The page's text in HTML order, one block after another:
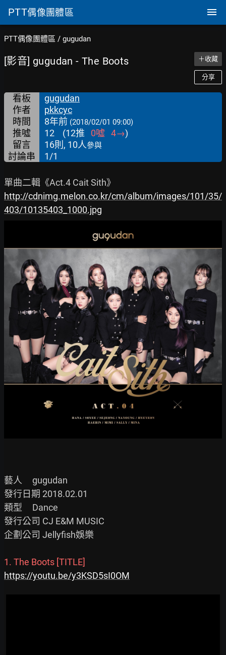
PTT偶像團體區
PTT偶像團體區 / gugudan
[影音] gugudan - The Boots ＋收藏
分享
看板
gugudan
作者
pkkcyc
時間
8年前 (2018/02/01 09:00)
推噓 12 (12推 0噓 4→)
留言
16則, 10人參與
討論串 1/1
http://cdnimg.melon.co.kr/cm/album/images/101/35/
403/10135403_1000.jpg
藝人     gugudan
發行日期 2018.02.01
類型     Dance
發行公司 CJ E&M MUSIC
企劃公司 Jellyfish娛樂
1. The Boots [TITLE]
https://youtu.be/y3KSD5sI0OM